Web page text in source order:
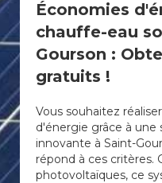
Économies
chauffe-eau
Gourson :
gratuits !
Vous souhaitez
d'énergie grâce à une
innovante à Saint-
répond à ces critères.
photovoltaïques, ce